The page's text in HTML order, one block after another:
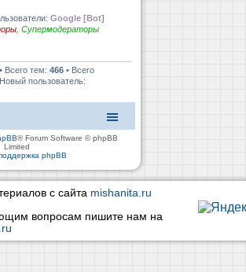
Google [Bot]
Супермодераторы
• Всего тем: 466 • Всего
пользователь:
® Forum Software © phpBB
Limited
phpBB
с сайта mishanita.ru
вопросам пишите нам на